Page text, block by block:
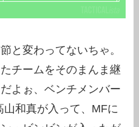
と変わってないちゃ。
チームをそのまんま継
よぉ、ベンチメンバー
和真が入って、MFに